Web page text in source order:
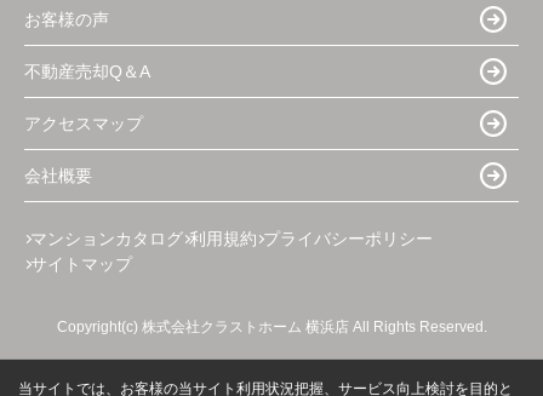
お客様の声
不動産売却Q＆A
アクセスマップ
会社概要
マンションカタログ 利用規約 プライバシーポリシー
サイトマップ
Copyright(c) 株式会社クラストホーム 横浜店 All Rights Reserved.
当サイトでは、お客様の当サイト利用状況把握、サービス向上検討を目的と